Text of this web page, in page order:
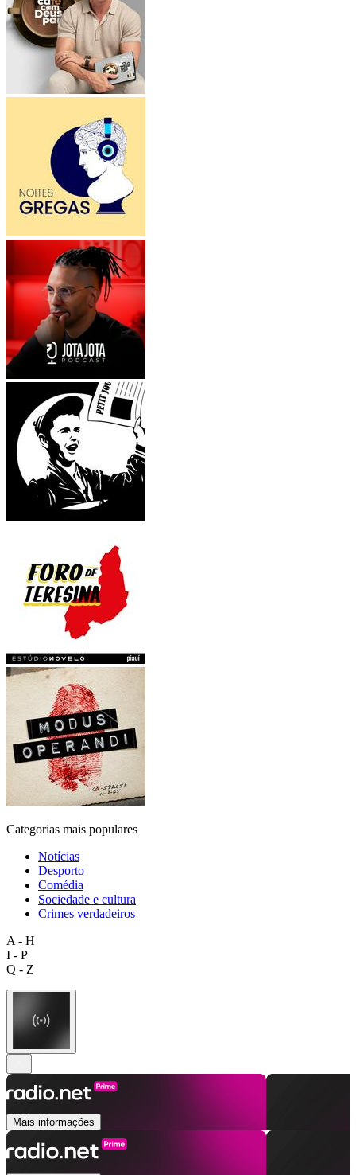
Categorias mais populares
Notícias
Desporto
Comédia
Sociedade e cultura
Crimes verdadeiros
A - H
I - P
Q - Z
Mais informações